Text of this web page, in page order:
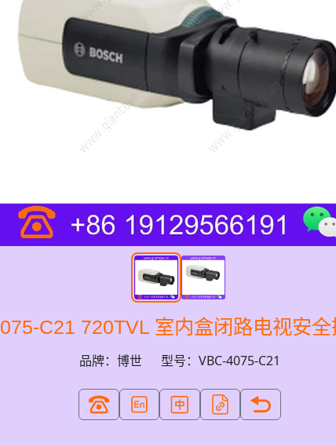
C21 720TVL 室内盒闭路电视安
品牌：博世 型号：VBC-4075-C21